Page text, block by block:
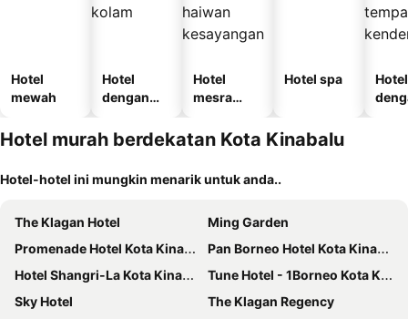
Hotel
mewah
Hotel
dengan
Hotel
mesra
kesayanga
n
Hotel spa
Hotel
Hotel murah berdekatan Kota Kinabalu
Hotel-hotel ini mungkin menarik untuk anda..
The Klagan Hotel
Ming Garden
Promenade Hotel Kota Kinabalu
Pan Borneo Hotel Kota Kinabalu
Hotel Shangri-La Kota Kinabalu
Tune Hotel - 1Borneo Kota Kinabalu
Sky Hotel
The Klagan Regency